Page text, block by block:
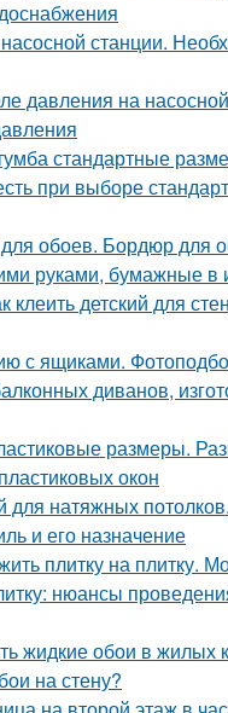
станции.
давления на
стандартные
при выборе
обоев. Бордюр для
руками, бумажные в
детский для
с ящиками.
диванов,
размеры.
окон
натяжных потолков.
и его назначение
плитку на плитку.
нюансы
жидкие обои в жилых
на стену?